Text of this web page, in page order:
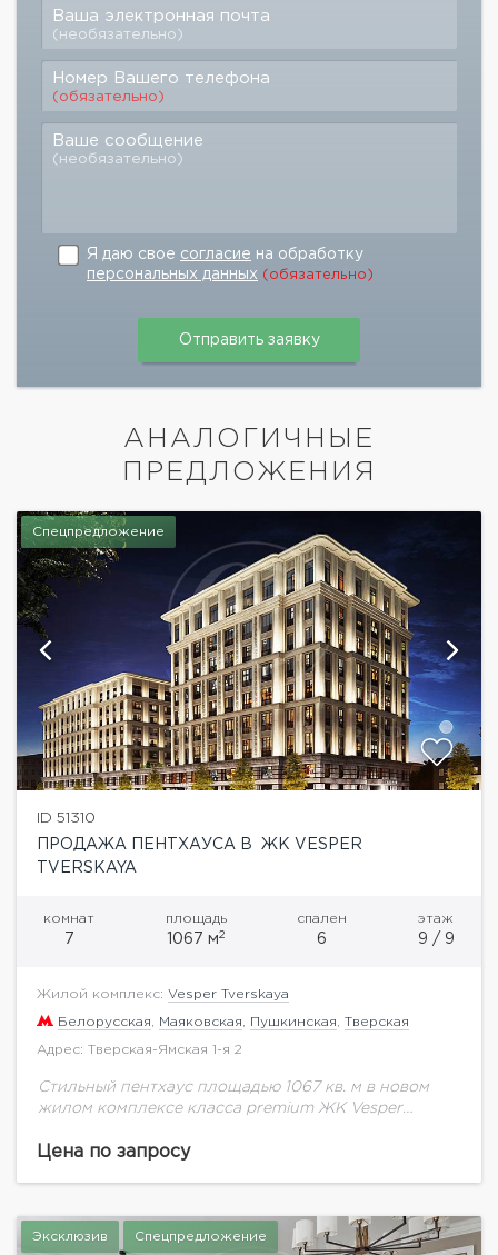
Ваша электронная почта
(необязательно)
Номер Вашего телефона
(обязательно)
Ваше сообщение
(необязательно)
Я даю свое согласие на обработку
персональных данных (обязательно)
АНАЛОГИЧНЫЕ
ПРЕДЛОЖЕНИЯ
Спецпредложение
ID 51310
ПРОДАЖА ПЕНТХАУСА В ЖК VESPER
TVERSKAYA
комнат
7
площадь
1067 м2
спален
6
этаж
9 / 9
Жилой комплекс: Vesper Tverskaya
Белорусская Маяковская Пушкинская Тверская
Адрес: Тверская-Ямская 1-я 2
Стильный пентхаус площадью 1067 кв. м в новом
жилом комплексе класса premium ЖК Vesper
ресторан, бар, спортивный клуб с бассейном...
Цена по запросу
Эксклюзив Спецпредложение